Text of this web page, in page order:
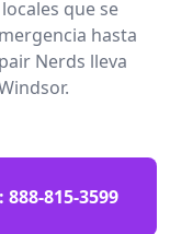
que se
hasta
Nerds lleva
888-815-3599